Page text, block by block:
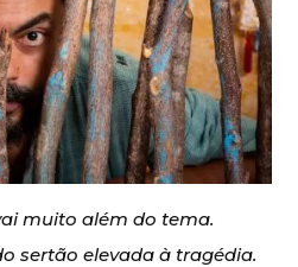
muito além do tema.
sertão elevada à tragédia.